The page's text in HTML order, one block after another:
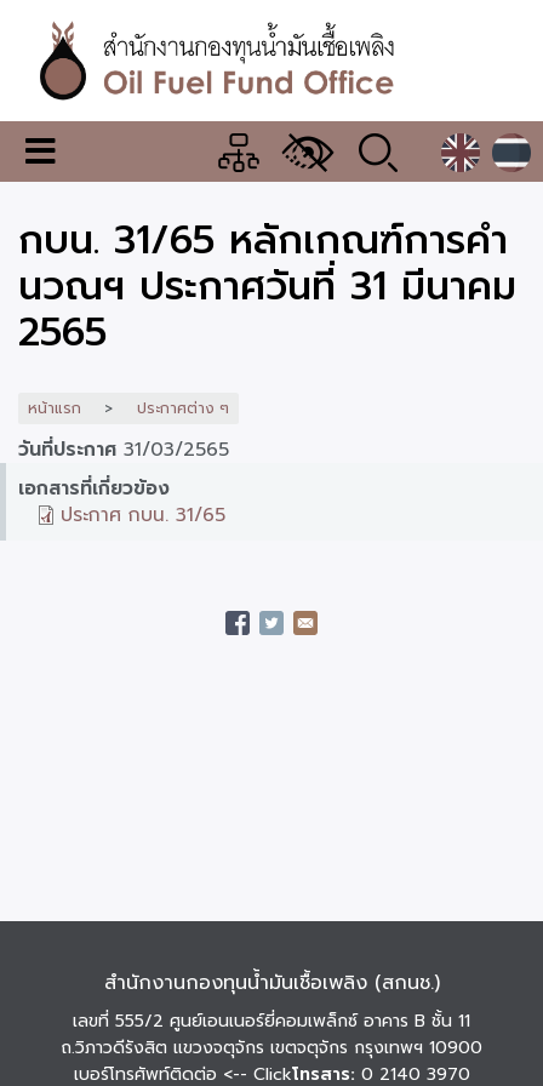
เนื้อหา
หลักสำนักงาน
กองทุน
น้ำมัน
เชื้อ
เพลิง
เมนู
เปลี่ยน
แสดง
ผล
กบน. 31/65 หลักเกณฑ์การคำ
นวณฯ ประกาศวันที่ 31 มีนาคม
2565
หน้าแรก ประกาศต่าง ๆ
วันที่ประกาศ 31/03/2565
เอกสารที่เกี่ยวข้อง
ประกาศ กบน. 31/65
สำนักงานกองทุนน้ำมันเชื้อเพลิง (สกนช.)
เลขที่ 555/2 ศูนย์เอนเนอร์ยี่คอมเพล็กซ์ อาคาร B ชั้น 11
ถ.วิภาวดีรังสิต แขวงจตุจักร เขตจตุจักร กรุงเทพฯ 10900
เบอร์โทรศัพท์ติดต่อ <-- Clickโทรสาร: 0 2140 3970